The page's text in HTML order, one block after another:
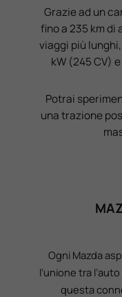
Grazie ad un
fino a 235 km di
viaggi più
kW (245 CV)
Potrai
una trazione
Ogni Mazda
l’unione tra
questa